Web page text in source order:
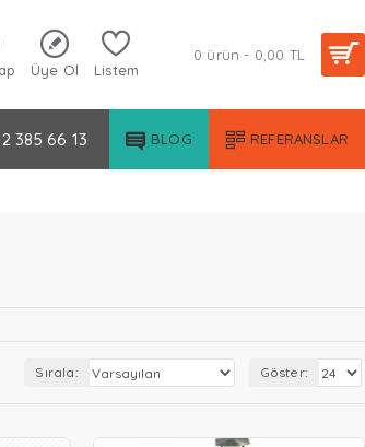
Üye Ol Listem
0 ürün - 0,00 TL
385 66 13 BLOG REFERANSLAR
Sırala: Göster: